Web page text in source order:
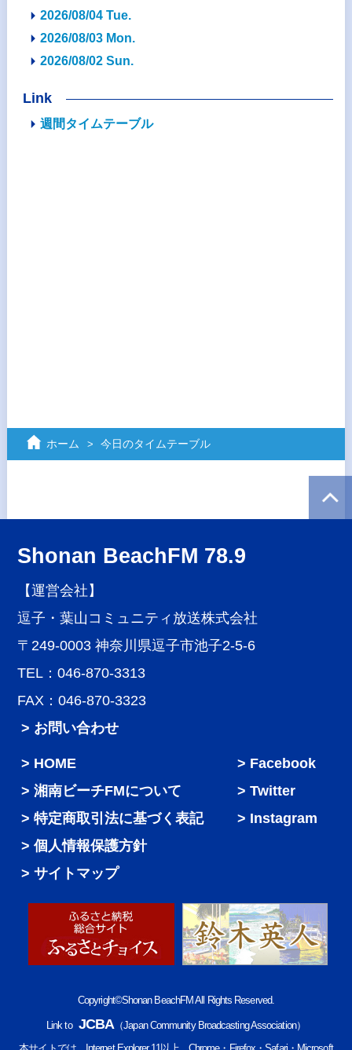
2026/08/04 Tue.
2026/08/03 Mon.
2026/08/02 Sun.
Link
週間タイムテーブル
ホーム 今日のタイムテーブル
Shonan BeachFM 78.9
【運営会社】
逗子・葉山コミュニティ放送株式会社
〒249-0003 神奈川県逗子市池子2-5-6
TEL：046-870-3313
FAX：046-870-3323
> お問い合わせ
HOME
湘南ビーチFMについて
特定商取引法に基づく表記
個人情報保護方針
サイトマップ
Facebook
Twitter
Instagram
Copyright©Shonan BeachFM All Rights Reserved.
Link to JCBA（Japan Community Broadcasting Association）